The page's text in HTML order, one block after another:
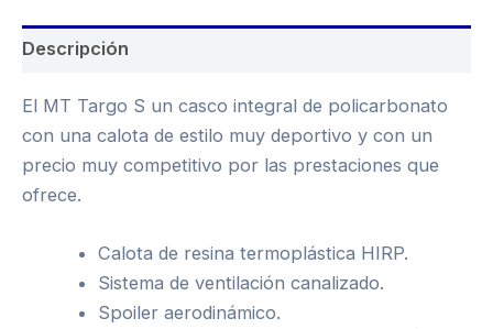
Descripción
El MT Targo S un casco integral de policarbonato
con una calota de estilo muy deportivo y con un
precio muy competitivo por las prestaciones que
ofrece.
Calota de resina termoplástica HIRP.
Sistema de ventilación canalizado.
Spoiler aerodinámico.